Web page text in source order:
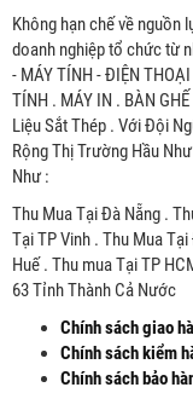
Không hạn chế về nguồn
doanh nghiệp tổ chức từ
- MÁY TÍNH - ĐIỆN
TÍNH . MÁY IN . BÀN
Liệu Sắt Thép . Với Đội
Rộng Thị Trường Hầu
Như :
Thu Mua Tại Đà Nẵng .
Tại TP Vinh . Thu Mua
Huế . Thu mua Tại TP
63 Tỉnh Thành Cả Nước
Chính sách
Chính sách kiểm
Chính sách bảo